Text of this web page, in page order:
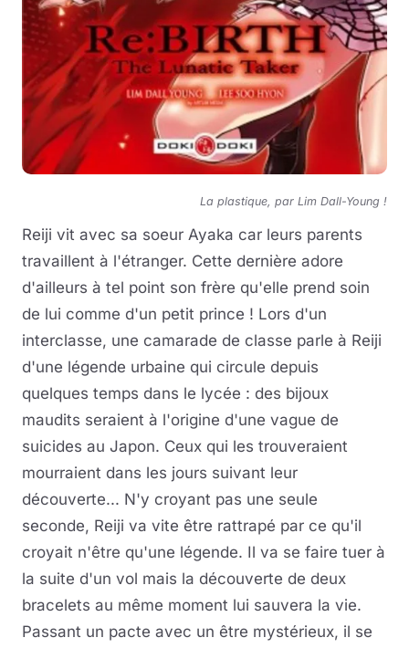
La plastique, par Lim Dall-Young !
Reiji vit avec sa soeur Ayaka car leurs parents
travaillent à l'étranger. Cette dernière adore
d'ailleurs à tel point son frère qu'elle prend soin
de lui comme d'un petit prince ! Lors d'un
interclasse, une camarade de classe parle à Reiji
d'une légende urbaine qui circule depuis
quelques temps dans le lycée : des bijoux
maudits seraient à l'origine d'une vague de
suicides au Japon. Ceux qui les trouveraient
mourraient dans les jours suivant leur
découverte... N'y croyant pas une seule
seconde, Reiji va vite être rattrapé par ce qu'il
croyait n'être qu'une légende. Il va se faire tuer à
la suite d'un vol mais la découverte de deux
bracelets au même moment lui sauvera la vie.
Passant un pacte avec un être mystérieux, il se